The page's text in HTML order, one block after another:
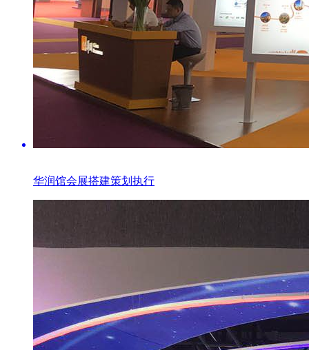
华润馆会展搭建策划执行